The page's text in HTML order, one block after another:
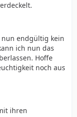
endgültig kein
ich nun das
Hoffe
noch aus
ihren